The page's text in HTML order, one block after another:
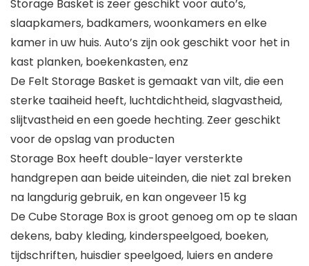
Storage Basket is zeer geschikt voor auto’s,
slaapkamers, badkamers, woonkamers en elke
kamer in uw huis. Auto’s zijn ook geschikt voor het in
kast planken, boekenkasten, enz
De Felt Storage Basket is gemaakt van vilt, die een
sterke taaiheid heeft, luchtdichtheid, slagvastheid,
slijtvastheid en een goede hechting. Zeer geschikt
voor de opslag van producten
Storage Box heeft double-layer versterkte
handgrepen aan beide uiteinden, die niet zal breken
na langdurig gebruik, en kan ongeveer 15 kg
De Cube Storage Box is groot genoeg om op te slaan
dekens, baby kleding, kinderspeelgoed, boeken,
tijdschriften, huisdier speelgoed, luiers en andere